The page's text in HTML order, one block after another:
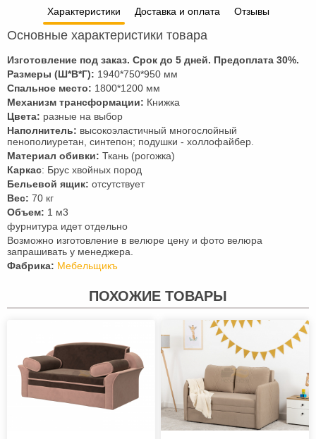
Характеристики Доставка и оплата Отзывы
Основные характеристики товара
Изготовление под заказ. Срок до 5 дней. Предоплата 30%.
Размеры (Ш*В*Г): 1940*750*950 мм
Спальное место: 1800*1200 мм
Механизм трансформации: Книжка
Цвета: разные на выбор
Наполнитель: высокоэластичный многослойный
пенополиуретан, синтепон; подушки - холлофайбер.
Материал обивки: Ткань (рогожка)
Каркас: Брус хвойных пород
Бельевой ящик: отсутствует
Вес: 70 кг
Объем: 1 м3
фурнитура идет отдельно
Возможно изготовление в велюре цену и фото велюра
запрашивать у менеджера.
Фабрика: Мебельщикъ
ПОХОЖИЕ ТОВАРЫ